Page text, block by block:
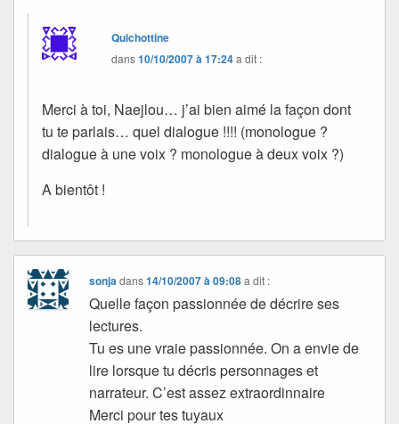
Quichottine
dans10/10/2007 à 17:24a dit :
Merci à toi, Naejlou… j’ai bien aimé la façon dont
tu te parlais… quel dialogue !!!! (monologue ?
dialogue à une voix ? monologue à deux voix ?)
A bientôt !
sonja dans14/10/2007 à 09:08 a dit :
Quelle façon passionnée de décrire ses
lectures.
Tu es une vraie passionnée. On a envie de
lire lorsque tu décris personnages et
narrateur. C’est assez extraordinnaire
Merci pour tes tuyaux